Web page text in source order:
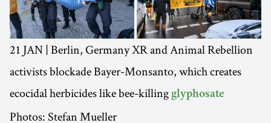
21 JAN | Berlin, Germany XR and Animal Rebellion
activists blockade Bayer-Monsanto, which creates
ecocidal herbicides like bee-killing glyphosate
Photos: Stefan Mueller